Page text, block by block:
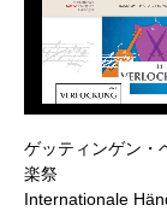
ゲッティンゲン・
楽祭
Internationale